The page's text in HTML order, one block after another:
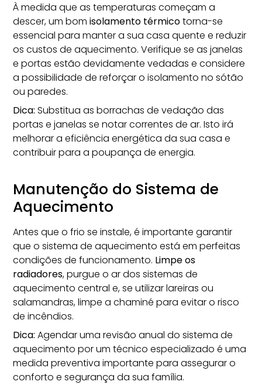
À medida que as temperaturas começam a
descer, um bomisolamento térmicotorna-se
essencial para manter a sua casa quente e reduzir
os custos de aquecimento. Verifique se as janelas
e portas estão devidamente vedadas e considere
a possibilidade de reforçar o isolamento no sótão
ou paredes.
Dica: Substitua as borrachas de vedação das
portas e janelas se notar correntes de ar. Isto irá
melhorar a eficiência energética da sua casa e
contribuir para a poupança de energia.
Manutenção do Sistema de
Aquecimento
Antes que o frio se instale, é importante garantir
que o sistema de aquecimento está em perfeitas
condições de funcionamento. Limpe os
radiadores, purgue o ar dos sistemas de
aquecimento central e, se utilizar lareiras ou
salamandras, limpe a chaminé para evitar o risco
de incêndios.
Dica: Agendar uma revisão anual do sistema de
aquecimento por um técnico especializado é uma
medida preventiva importante para assegurar o
conforto e segurança da sua família.